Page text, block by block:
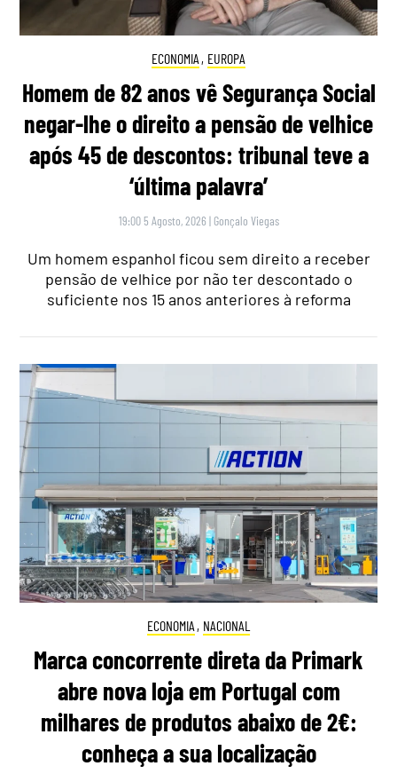
ECONOMIA , EUROPA
Homem de 82 anos vê Segurança Social
negar-lhe o direito a pensão de velhice
após 45 de descontos: tribunal teve a
‘última palavra’
19:00 5 Agosto, 2026 | Gonçalo Viegas
Um homem espanhol ficou sem direito a receber
pensão de velhice por não ter descontado o
suficiente nos 15 anos anteriores à reforma
ECONOMIA , NACIONAL
Marca concorrente direta da Primark
abre nova loja em Portugal com
milhares de produtos abaixo de 2€:
conheça a sua localização